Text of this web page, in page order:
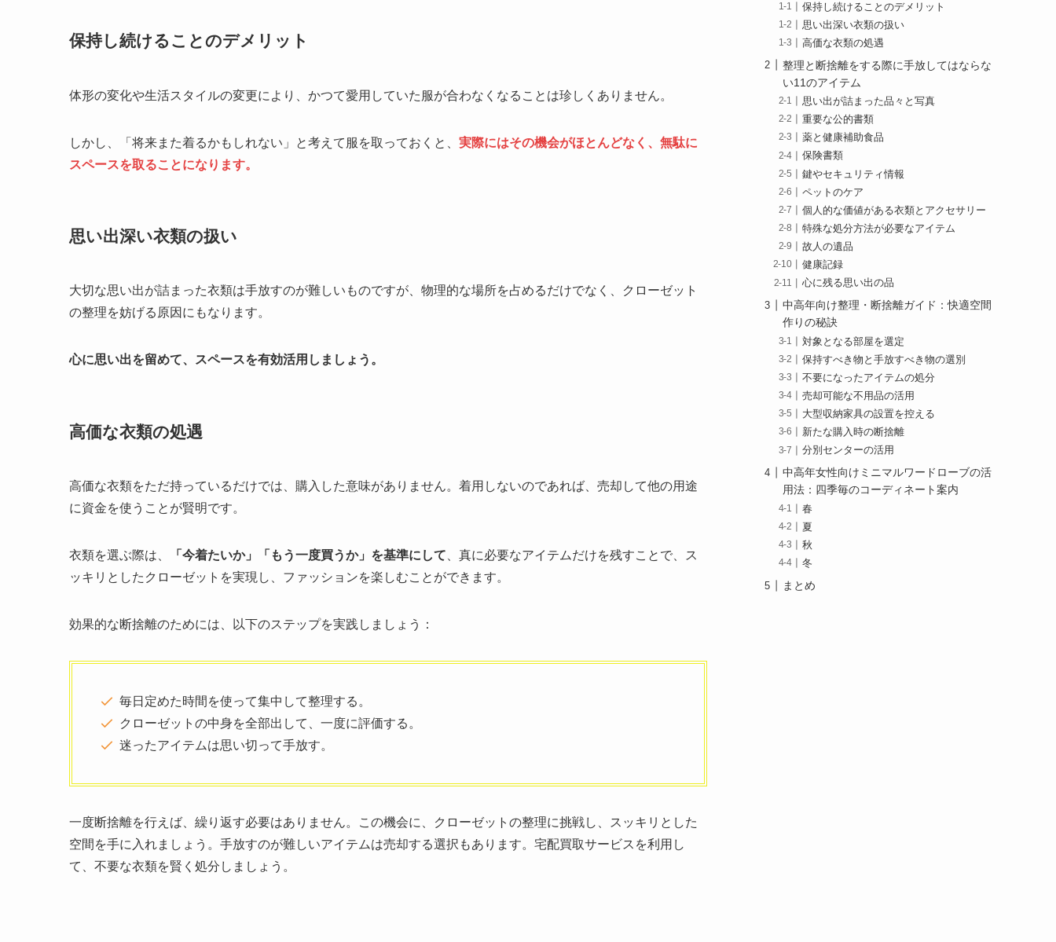
保持し続けることのデメリット
体形の変化や生活スタイルの変更により、かつて愛用していた服が合わなくなることは珍しくありません。
しかし、「将来また着るかもしれない」と考えて服を取っておくと、 実際にはその機会がほとんどなく、無駄に
スペースを取ることになります。
思い出深い衣類の扱い
大切な思い出が詰まった衣類は手放すのが難しいものですが、物理的な場所を占めるだけでなく、クローゼット
の整理を妨げる原因にもなります。
心に思い出を留めて、スペースを有効活用しましょう。
高価な衣類の処遇
高価な衣類をただ持っているだけでは、購入した意味がありません。着用しないのであれば、売却して他の用途
に資金を使うことが賢明です。
衣類を選ぶ際は、 「今着たいか」「もう一度買うか」を基準にして、真に必要なアイテムだけを残すことで、ス
ッキリとしたクローゼットを実現し、ファッションを楽しむことができます。
効果的な断捨離のためには、以下のステップを実践しましょう：
毎日定めた時間を使って集中して整理する。
クローゼットの中身を全部出して、一度に評価する。
迷ったアイテムは思い切って手放す。
一度断捨離を行えば、繰り返す必要はありません。この機会に、クローゼットの整理に挑戦し、スッキリとした
空間を手に入れましょう。手放すのが難しいアイテムは売却する選択もあります。宅配買取サービスを利用し
て、不要な衣類を賢く処分しましょう。
保持し続けることのデメリット
思い出深い衣類の扱い
高価な衣類の処遇
整理と断捨離をする際に手放してはならな
い11のアイテム
思い出が詰まった品々と写真
重要な公的書類
薬と健康補助食品
保険書類
鍵やセキュリティ情報
ペットのケア
個人的な価値がある衣類とアクセサリー
特殊な処分方法が必要なアイテム
故人の遺品
健康記録
心に残る思い出の品
中高年向け整理・断捨離ガイド：快適空間
作りの秘訣
対象となる部屋を選定
保持すべき物と手放すべき物の選別
不要になったアイテムの処分
売却可能な不用品の活用
大型収納家具の設置を控える
新たな購入時の断捨離
分別センターの活用
中高年女性向けミニマルワードローブの活
用法：四季毎のコーディネート案内
春
夏
秋
冬
まとめ